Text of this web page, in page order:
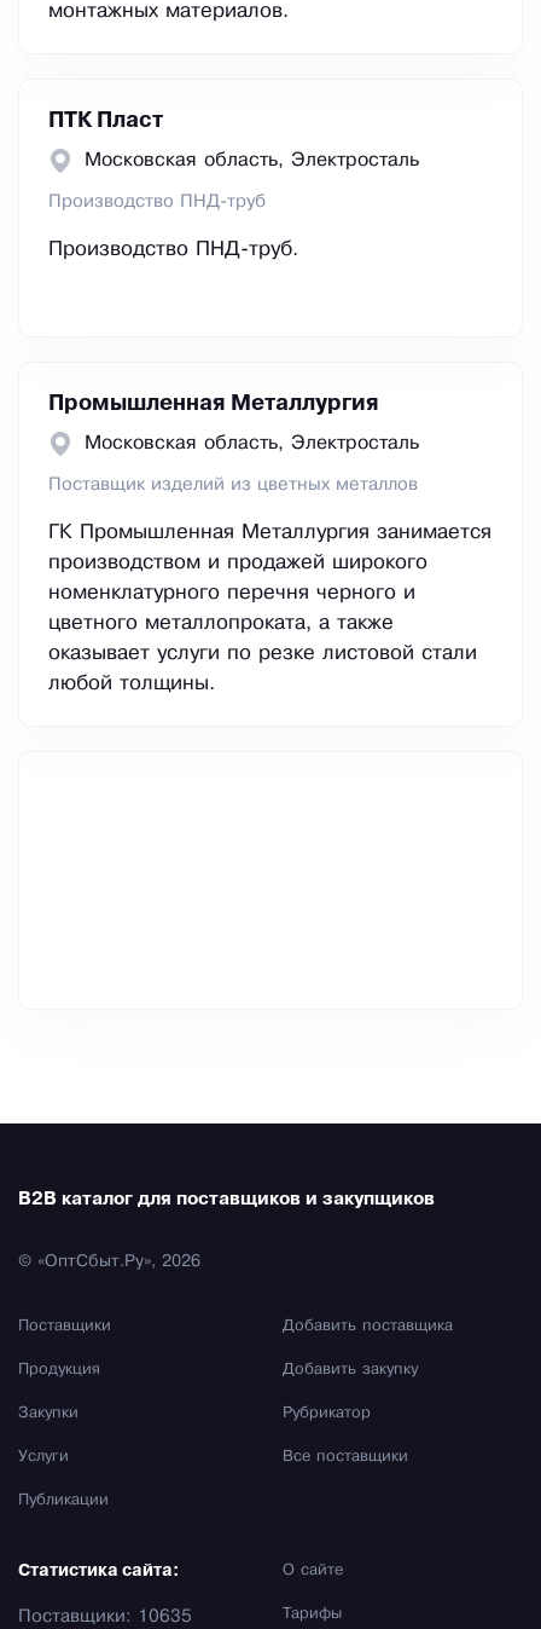
монтажных материалов.
ПТК Пласт
Московская область, Электросталь
Производство ПНД-труб
Производство ПНД-труб.
Промышленная Металлургия
Московская область, Электросталь
Поставщик изделий из цветных металлов
ГК Промышленная Металлургия занимается
производством и продажей широкого
номенклатурного перечня черного и
цветного металлопроката, а также
оказывает услуги по резке листовой стали
любой толщины.
B2B каталог для поставщиков и закупщиков
© «ОптСбыт.Ру», 2026
Поставщики
Продукция
Закупки
Услуги
Публикации
Добавить поставщика
Добавить закупку
Рубрикатор
Все поставщики
О сайте
Тарифы
Статистика сайта:
Поставщики: 10635